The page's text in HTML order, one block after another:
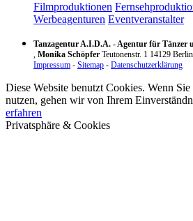
Filmproduktionen
Werbeagenturen Eventveranstalter
Tanzagentur A.I.D.A. - Agentur für Tänzer
, Monika Schöpfer Teutonenstr. 1 14129 Berlin
Impressum - Sitemap - Datenschutzerklärung
Diese Website benutzt Cookies. Wenn
nutzen, gehen wir von Ihrem
erfahren
Privatsphäre & Cookies